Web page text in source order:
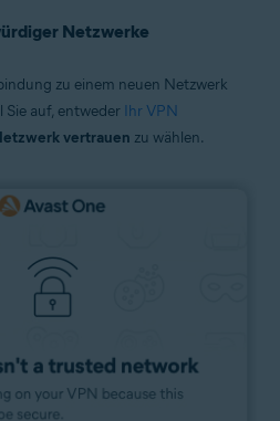
Netzwerke
zu einem neuen Netzwerk
auf, entweder Ihr VPN
vertrauen zu wählen.